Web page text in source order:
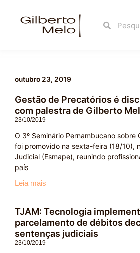
Search
outubro 23, 2019
Gestão de Precatórios é
com palestra de Gilberto
23/10/2019
O 3º Seminário Pernambucano sobre
foi promovido na sexta-feira (18/10),
Judicial (Esmape), reunindo
país
Leia mais
TJAM: Tecnologia
parcelamento de débitos
sentenças judiciais
23/10/2019